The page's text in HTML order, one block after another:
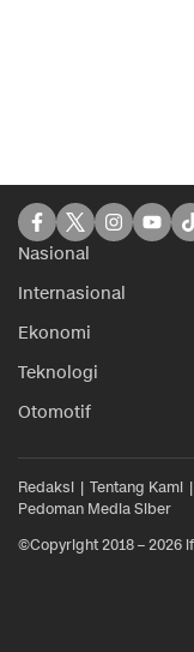
Nasional
Internasional
Ekonomi
Teknologi
Otomotif
Redaksi Tentang Kami
Pedoman Media Siber
©Copyright 2018 – 2026